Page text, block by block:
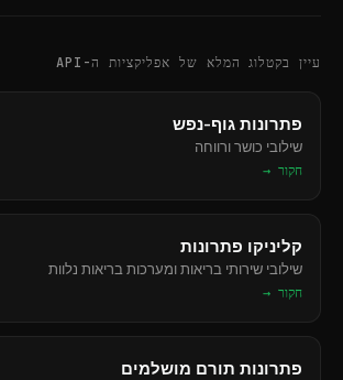
עיין בקטלוג המלא של אפליקציות ה-API
פתרונות גוף-נפש
שילובי כושר ורווחה
חקור →
קליניקו פתרונות
שילובי שירותי בריאות ומערכות בריאות נלוות
חקור →
פתרונות תורם מושלמים